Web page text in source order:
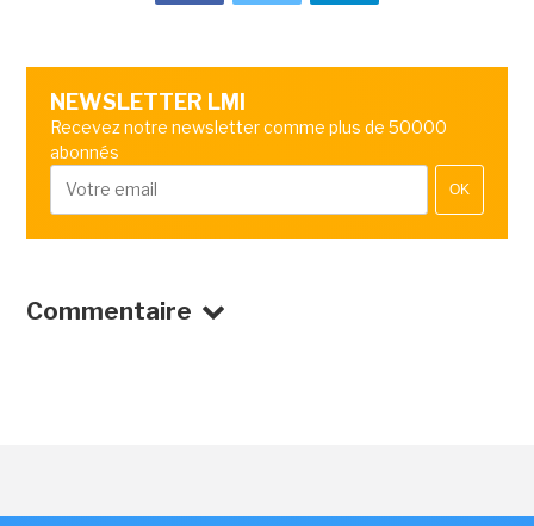
NEWSLETTER LMI
Recevez notre newsletter comme plus de 50000
abonnés
OK
Commentaire